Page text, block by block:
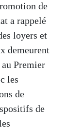
de
a rappelé
loyers et
demeurent
Premier
les
de
de